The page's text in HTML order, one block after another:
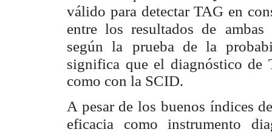
válido para detectar TAG en
entre los resultados de
según la
prueba de la
significa que el diagnóstico de
como con la SCID.
A pesar de los buenos índices
eficacia como instrumento